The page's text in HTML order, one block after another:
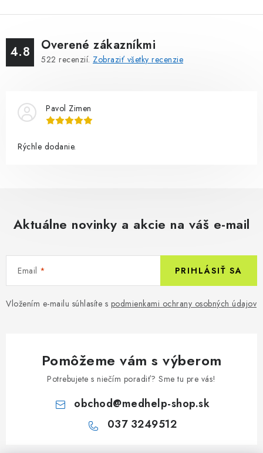
4.8 Overené zákazníkmi
522 recenzií. Zobraziť všetky recenzie
Pavol Zimen
Rýchle dodanie.
Aktuálne novinky a akcie na váš e-mail
Email
Vložením e-mailu súhlasíte s podmienkami ochrany osobných údajov
PRIHLÁSIŤ SA
Pomôžeme vám s výberom
Potrebujete s niečím poradiť? Sme tu pre vás!
obchod@medhelp-shop.sk
037 3249512